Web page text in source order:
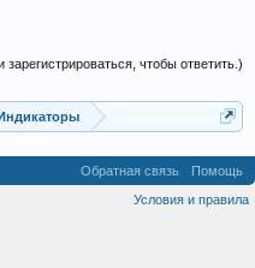
чтобы ответить.)
Индикаторы
Обратная связь
Помощь
Условия и правила